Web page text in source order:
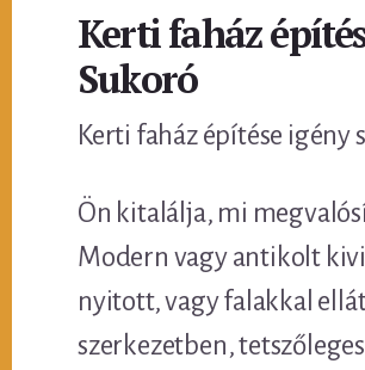
Kerti faház
Sukoró
Kerti faház építése igény
Ön kitalálja, mi
Modern vagy antikolt
nyitott, vagy falakkal
szerkezetben, tetszőleges